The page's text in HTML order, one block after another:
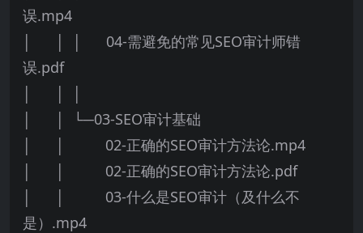
误.mp4
│ │ │ 04-需避免的常见SEO审计师错
误.pdf
│ │ └─03-SEO审计基础
│ │ 02-正确的SEO审计方法论.mp4
│ │ 02-正确的SEO审计方法论.pdf
│ │ 03-什么是SEO审计（及什么不
是）.mp4